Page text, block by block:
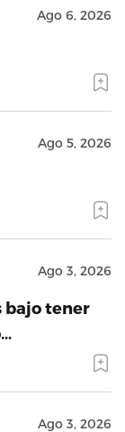
Ago 6, 2026
Ago 5, 2026
Ago 3, 2026
bajo tener
Ago 3, 2026